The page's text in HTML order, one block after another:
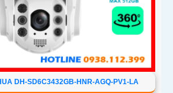
DH-SD6C3432GB-HNR-AGQ-PV1-LA